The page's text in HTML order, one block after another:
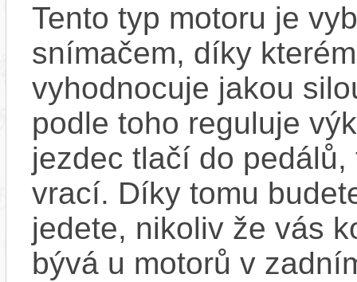
Tento typ motoru je
snímačem, díky
vyhodnocuje jakou
podle toho reguluje
jezdec tlačí do
vrací. Díky tomu
jedete, nikoliv že vás
bývá u motorů v